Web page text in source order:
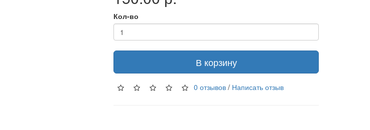
Кол-во
В корзину
0 отзывов / Написать отзыв